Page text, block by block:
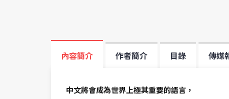
內容簡介 作者簡介 目錄 傳媒
中文將會成為世界上極其重要的語言，